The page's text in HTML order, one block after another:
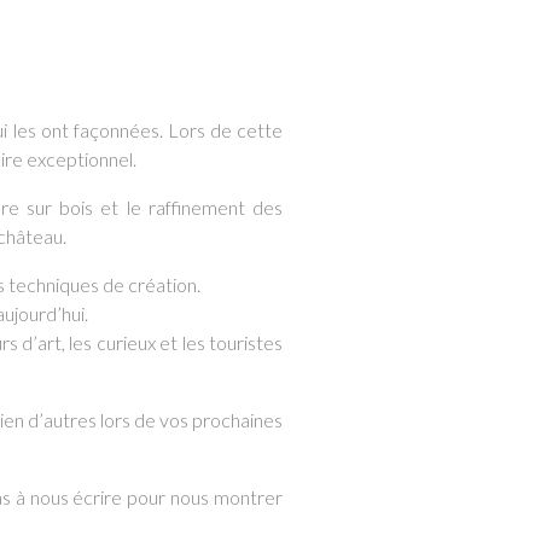
les ont façonnées. Lors de cette
exceptionnel.
sur bois et le raffinement des
techniques de création.
d’art, les curieux et les touristes
d’autres lors de vos prochaines
à nous écrire pour nous montrer